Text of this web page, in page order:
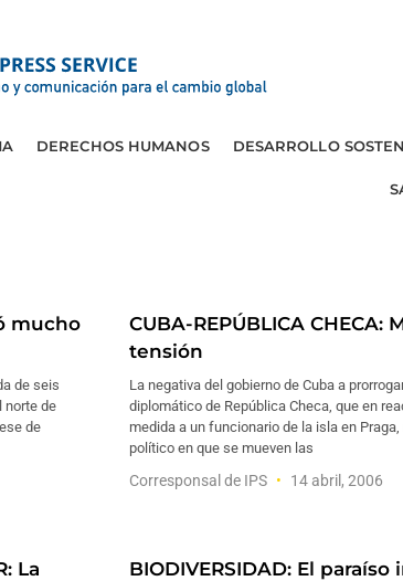
DERECHOS HUMANOS DESARROLLO
mucho
de seis
norte de
de
CUBA-REPÚBLICA CHECA:
tensión
La negativa del gobierno de Cuba a
diplomático de República Checa, que en
medida a un funcionario de la isla en
político en que se mueven las
Corresponsal de IPS 14 abril, 2006
La
BIODIVERSIDAD: El paraíso